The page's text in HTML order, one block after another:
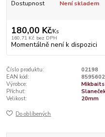
Dostupnost Není skladem
180,00 Kč/Ks
160,71 Kč bez DPH
Momentálně není k dispozici
Číslo produktu:
02198
EAN kód:
Výrobce:
Mikbaits
Příchuť:
Velikost:
20mm
Do oblíbených